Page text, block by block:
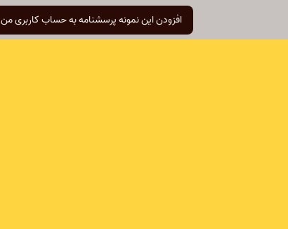
افزودن این نمونه پرسشنامه به حساب کاربری من